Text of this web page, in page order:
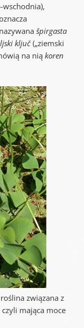
wschodnia),
špirgasta
ključ(„ziemski
na nią koren
związana z
czyli mająca moce